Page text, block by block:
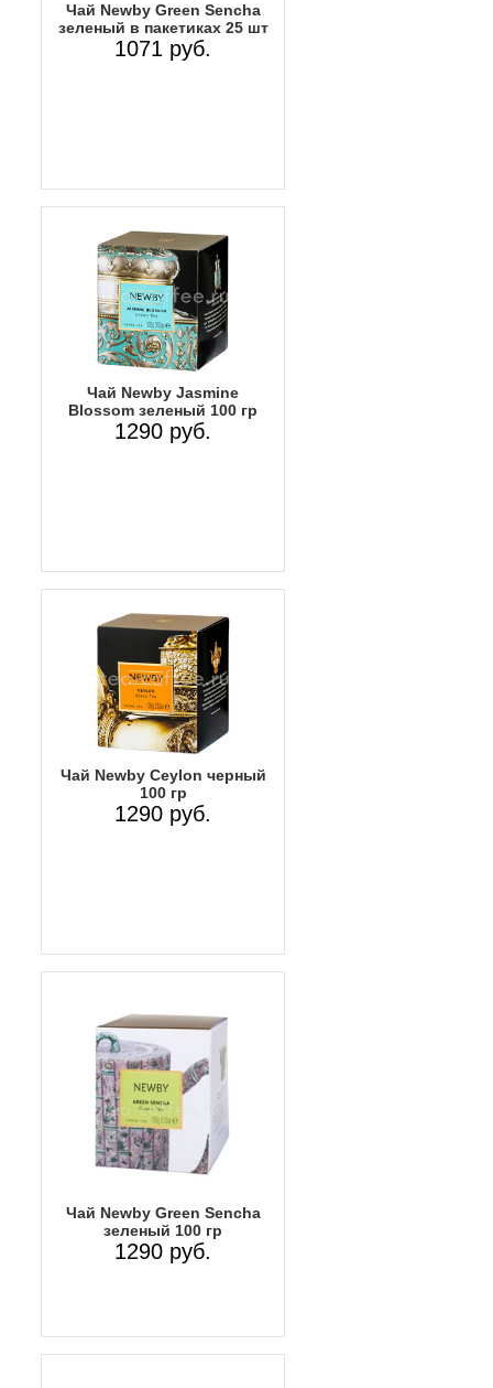
Чай Newby Green Sencha
зеленый в пакетиках 25 шт
1071 руб.
Чай Newby Jasmine
Blossom зеленый 100 гр
1290 руб.
Чай Newby Ceylon черный
100 гр
1290 руб.
Чай Newby Green Sencha
зеленый 100 гр
1290 руб.